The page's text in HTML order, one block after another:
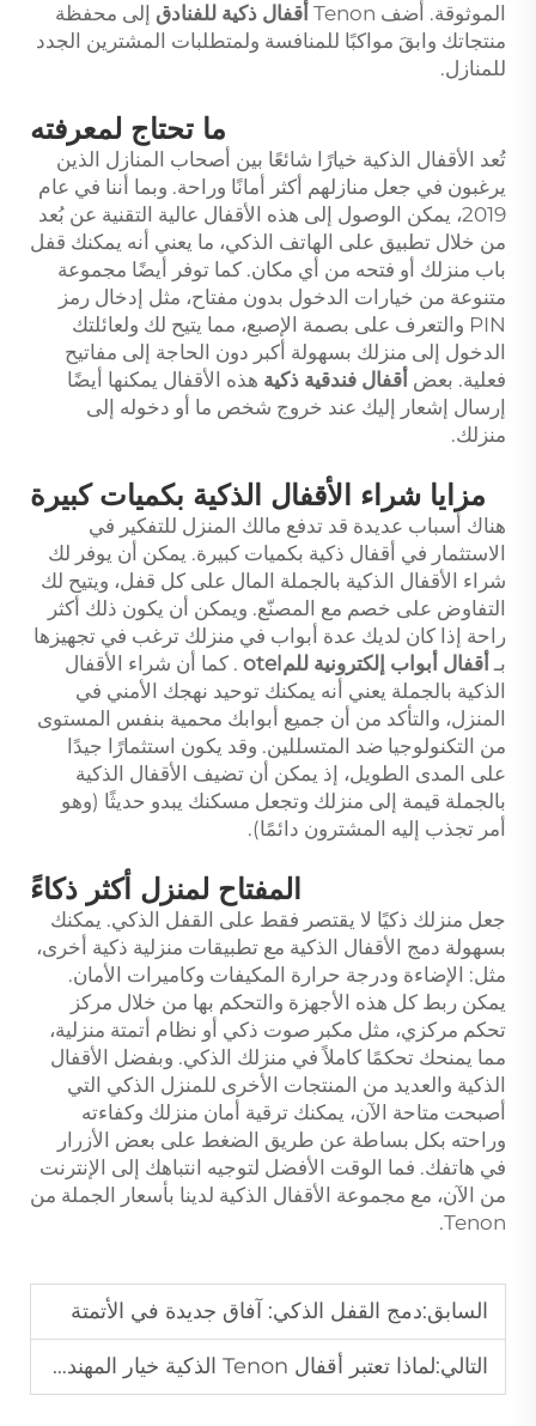
الموثوقة. أضف Tenon
أقفال ذكية للفنادق إلى محفظة
منتجاتك وابقَ مواكبًا للمنافسة ولمتطلبات المشترين الجدد
للمنازل.
ما تحتاج لمعرفته
تُعد الأقفال الذكية خيارًا شائعًا بين أصحاب المنازل الذين
يرغبون في جعل منازلهم أكثر أمانًا وراحة. وبما أننا في عام
2019، يمكن الوصول إلى هذه الأقفال عالية التقنية عن بُعد
من خلال تطبيق على الهاتف الذكي، ما يعني أنه يمكنك قفل
باب منزلك أو فتحه من أي مكان. كما توفر أيضًا مجموعة
متنوعة من خيارات الدخول بدون مفتاح، مثل إدخال رمز
PIN والتعرف على بصمة الإصبع، مما يتيح لك ولعائلتك
الدخول إلى منزلك بسهولة أكبر دون الحاجة إلى مفاتيح
فعلية. بعض أقفال فندقية ذكية هذه الأقفال يمكنها أيضًا
إرسال إشعار إليك عند خروج شخص ما أو دخوله إلى
منزلك.
مزايا شراء الأقفال الذكية بكميات كبيرة
هناك أسباب عديدة قد تدفع مالك المنزل للتفكير في
الاستثمار في أقفال ذكية بكميات كبيرة. يمكن أن يوفر لك
شراء الأقفال الذكية بالجملة المال على كل قفل، ويتيح لك
التفاوض على خصم مع المصنّع. ويمكن أن يكون ذلك أكثر
راحة إذا كان لديك عدة أبواب في منزلك ترغب في تجهيزها
بـ أقفال أبواب إلكترونية للمotel
. كما أن شراء الأقفال
الذكية بالجملة يعني أنه يمكنك توحيد نهجك الأمني في
المنزل، والتأكد من أن جميع أبوابك محمية بنفس المستوى
من التكنولوجيا ضد المتسللين. وقد يكون استثمارًا جيدًا
على المدى الطويل، إذ يمكن أن تضيف الأقفال الذكية
بالجملة قيمة إلى منزلك وتجعل مسكنك يبدو حديثًا (وهو
أمر تجذب إليه المشترون دائمًا).
المفتاح لمنزل أكثر ذكاءً
جعل منزلك ذكيًا لا يقتصر فقط على القفل الذكي. يمكنك
بسهولة دمج الأقفال الذكية مع تطبيقات منزلية ذكية أخرى،
مثل: الإضاءة ودرجة حرارة المكيفات وكاميرات الأمان.
يمكن ربط كل هذه الأجهزة والتحكم بها من خلال مركز
تحكم مركزي، مثل مكبر صوت ذكي أو نظام أتمتة منزلية،
مما يمنحك تحكمًا كاملاً في منزلك الذكي. وبفضل الأقفال
الذكية والعديد من المنتجات الأخرى للمنزل الذكي التي
أصبحت متاحة الآن، يمكنك ترقية أمان منزلك وكفاءته
وراحته بكل بساطة عن طريق الضغط على بعض الأزرار
في هاتفك. فما الوقت الأفضل لتوجيه انتباهك إلى الإنترنت
من الآن، مع مجموعة الأقفال الذكية لدينا بأسعار الجملة من
Tenon.
السابق:دمج القفل الذكي: آفاق جديدة في الأتمتة
التالي:لماذا تعتبر أقفال Tenon الذكية خيار المهندسين المعماريين لمشاريع الهندسة